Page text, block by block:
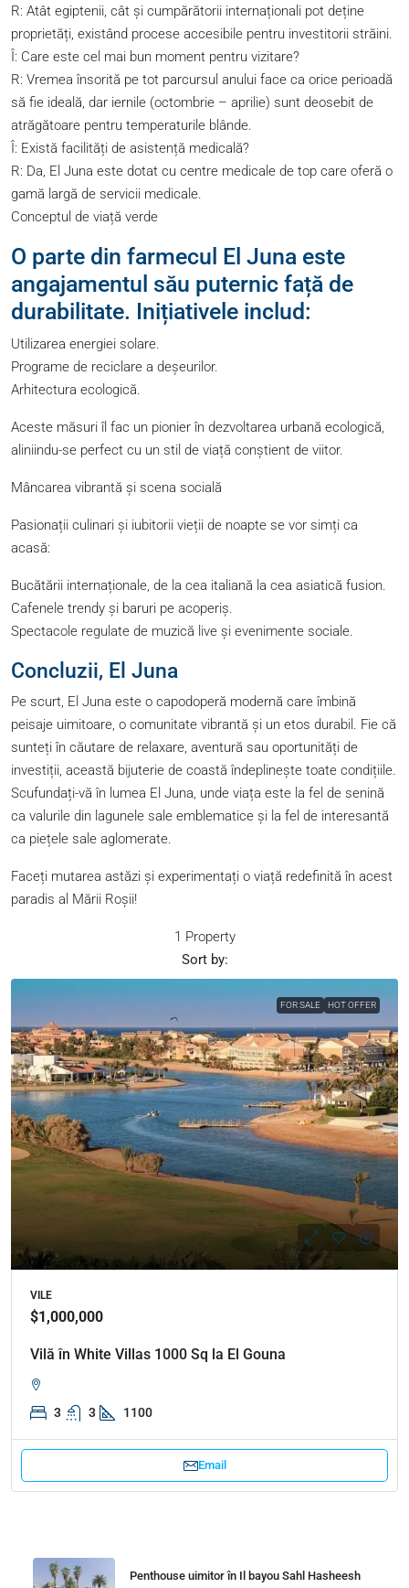
R: Atât egiptenii, cât și cumpărătorii internaționali pot deține
proprietăți, existând procese accesibile pentru investitorii străini.
Î: Care este cel mai bun moment pentru vizitare?
R: Vremea însorită pe tot parcursul anului face ca orice perioadă
să fie ideală, dar iernile (octombrie – aprilie) sunt deosebit de
atrăgătoare pentru temperaturile blânde.
Î: Există facilități de asistență medicală?
R: Da, El Juna este dotat cu centre medicale de top care oferă o
gamă largă de servicii medicale.
Conceptul de viață verde
O parte din farmecul El Juna este
angajamentul său puternic față de
durabilitate. Inițiativele includ:
Utilizarea energiei solare.
Programe de reciclare a deșeurilor.
Arhitectura ecologică.
Aceste măsuri îl fac un pionier în dezvoltarea urbană ecologică,
aliniindu-se perfect cu un stil de viață conștient de viitor.
Mâncarea vibrantă și scena socială
Pasionații culinari și iubitorii vieții de noapte se vor simți ca
acasă:
Bucătării internaționale, de la cea italiană la cea asiatică fusion.
Cafenele trendy și baruri pe acoperiș.
Spectacole regulate de muzică live și evenimente sociale.
Concluzii, El Juna
Pe scurt, El Juna este o capodoperă modernă care îmbină
peisaje uimitoare, o comunitate vibrantă și un etos durabil. Fie că
sunteți în căutare de relaxare, aventură sau oportunități de
investiții, această bijuterie de coastă îndeplinește toate condițiile.
Scufundați-vă în lumea El Juna, unde viața este la fel de senină
ca valurile din lagunele sale emblematice și la fel de interesantă
ca piețele sale aglomerate.
Faceți mutarea astăzi și experimentați o viață redefinită în acest
paradis al Mării Roșii!
1 Property
Sort by:
FOR SALE HOT OFFER
VILE
$1,000,000
Vilă în White Villas 1000 Sq la El Gouna
3 3 1100
Email
Penthouse uimitor în Il bayou Sahl Hasheesh